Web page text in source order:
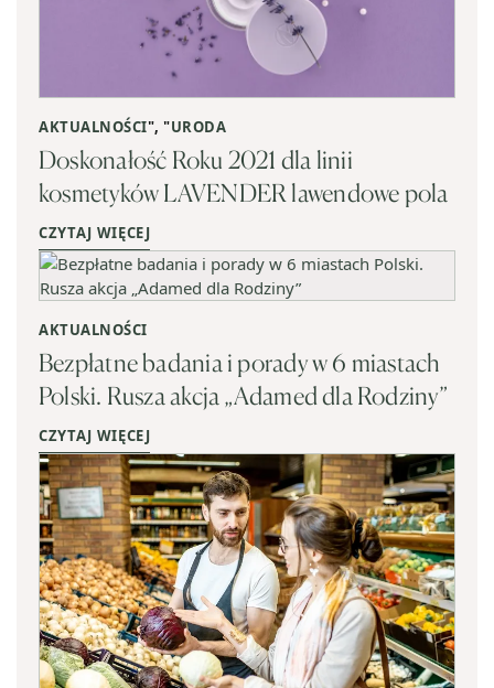
AKTUALNOŚCI", "URODA
Doskonałość Roku 2021 dla linii
kosmetyków LAVENDER lawendowe pola
CZYTAJ WIĘCEJ
AKTUALNOŚCI
Bezpłatne badania i porady w 6 miastach
Polski. Rusza akcja „Adamed dla Rodziny”
CZYTAJ WIĘCEJ